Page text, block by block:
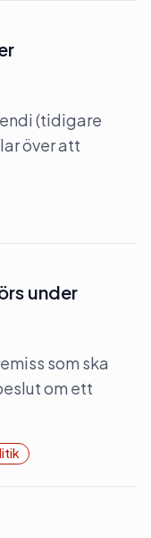
(tidigare
över att
under
som ska
om ett